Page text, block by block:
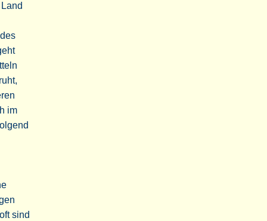
im
sind